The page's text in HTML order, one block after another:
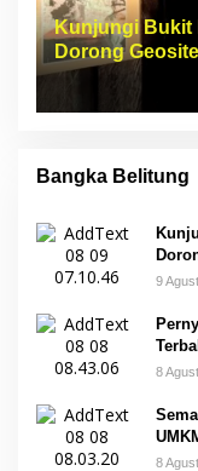
Kunjungi Bukit
Dorong
Bangka Belitung
9
8
8